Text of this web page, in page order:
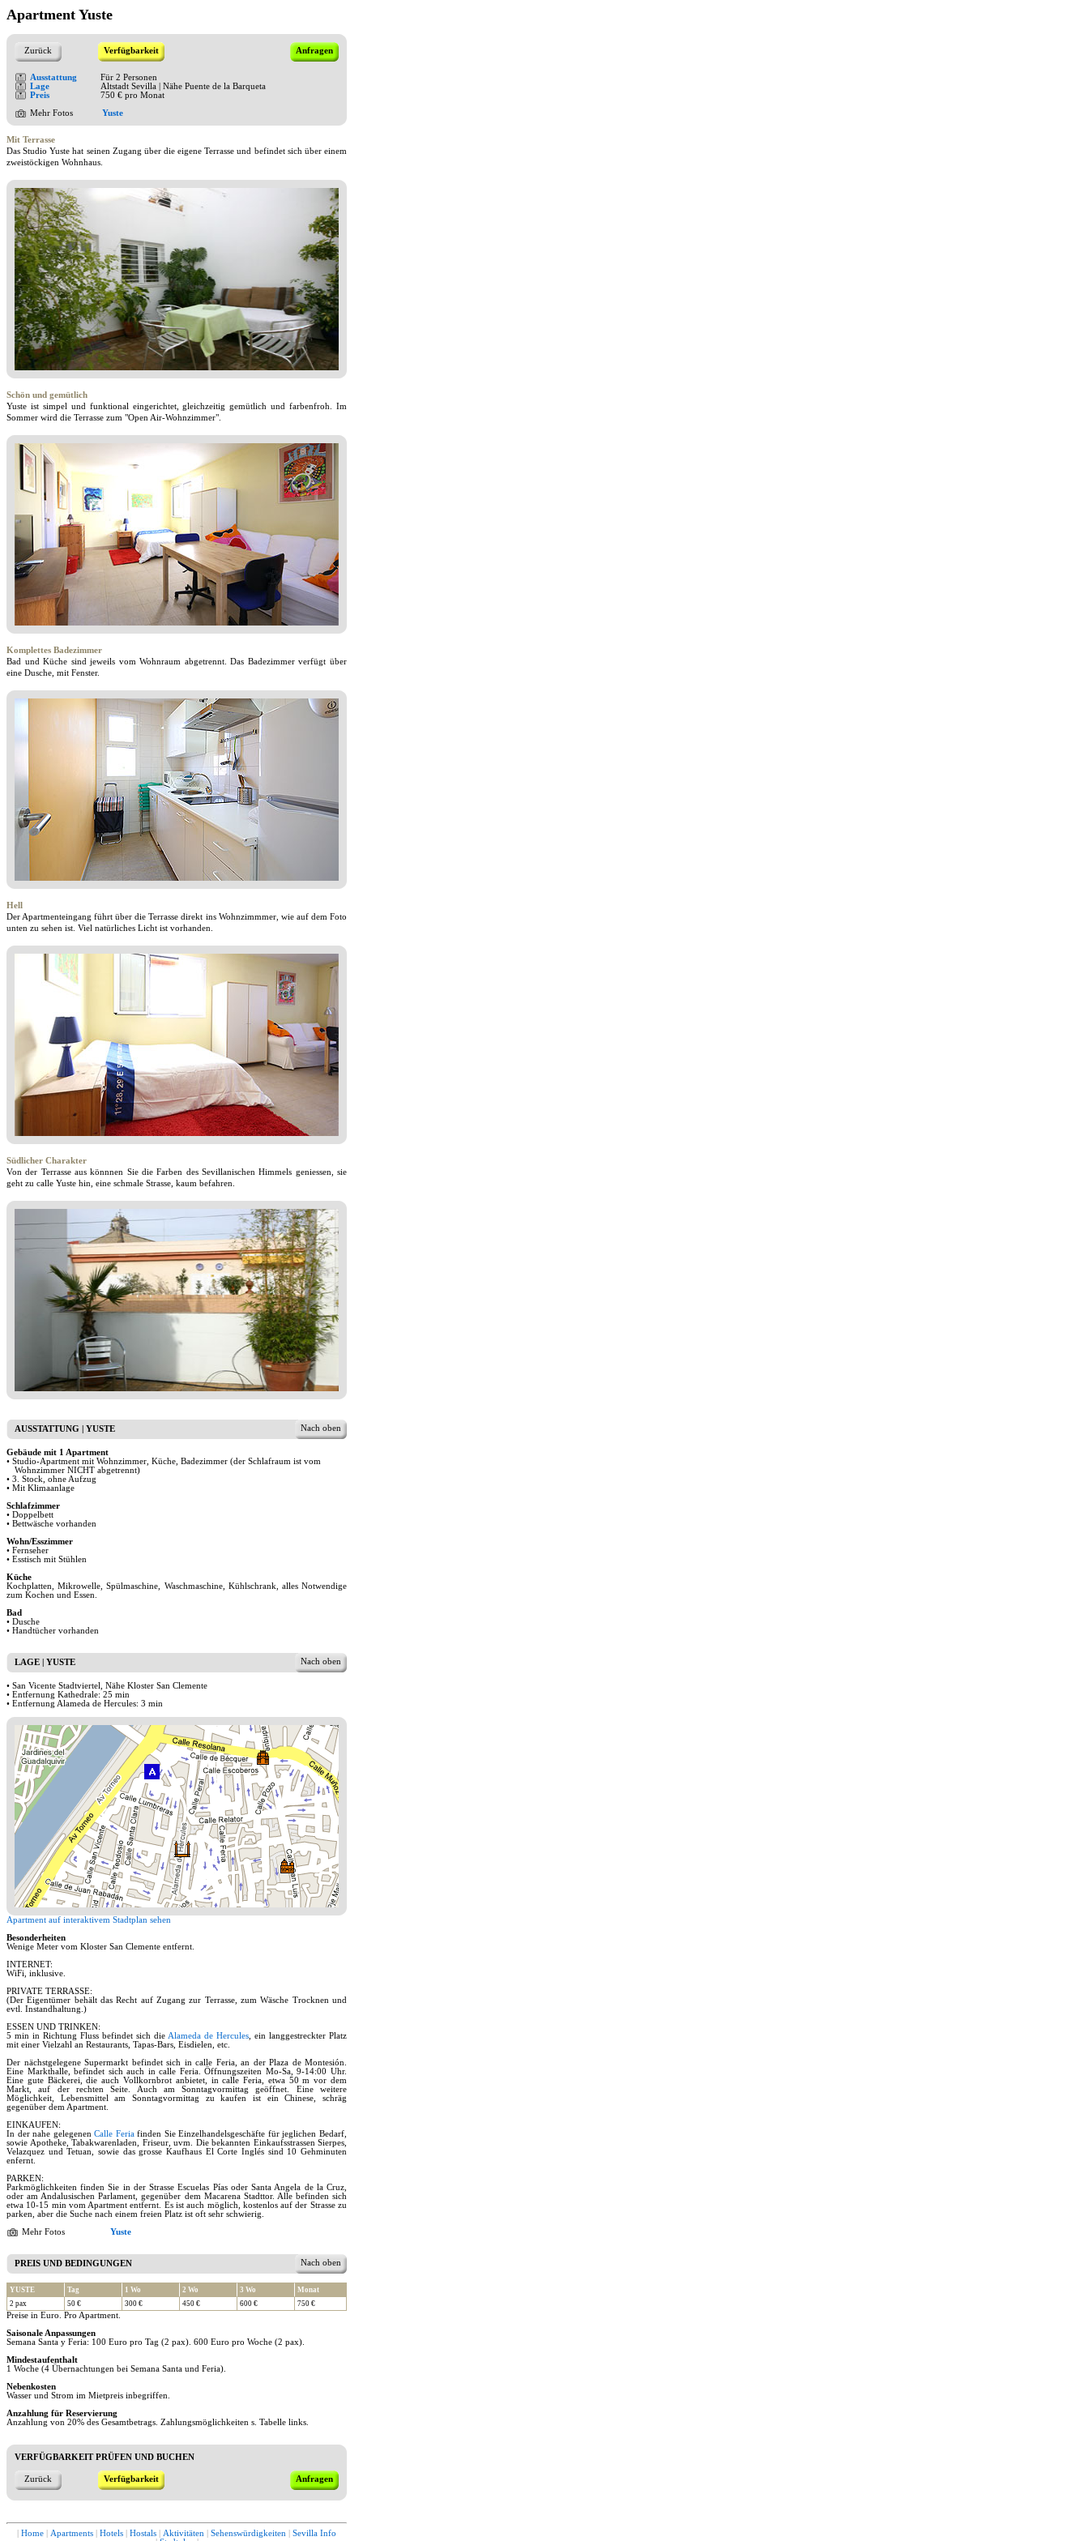
Apartment Yuste
Zurück Verfügbarkeit Anfragen
Ausstattung
Für 2 Personen
Lage
Altstadt Sevilla | Nähe Puente de la Barqueta
Preis
750 € pro Monat
Mehr Fotos
Yuste
Mit Terrasse
Das Studio Yuste hat seinen Zugang über die eigene Terrasse und befindet sich über einem
zweistöckigen Wohnhaus.
Schön und gemütlich
Yuste ist simpel und funktional eingerichtet, gleichzeitig gemütlich und farbenfroh. Im
Sommer wird die Terrasse zum "Open Air-Wohnzimmer".
Komplettes Badezimmer
Bad und Küche sind jeweils vom Wohnraum abgetrennt. Das Badezimmer verfügt über
eine Dusche, mit Fenster.
Hell
Der Apartmenteingang führt über die Terrasse direkt ins Wohnzimmmer, wie auf dem Foto
unten zu sehen ist. Viel natürliches Licht ist vorhanden.
Südlicher Charakter
Von der Terrasse aus könnnen Sie die Farben des Sevillanischen Himmels geniessen, sie
geht zu calle Yuste hin, eine schmale Strasse, kaum befahren.
Nach oben
AUSSTATTUNG | YUSTE
Gebäude mit 1 Apartment
• Studio-Apartment mit Wohnzimmer, Küche, Badezimmer (der Schlafraum ist vom
Wohnzimmer NICHT abgetrennt)
• 3. Stock, ohne Aufzug
• Mit Klimaanlage
Schlafzimmer
• Doppelbett
• Bettwäsche vorhanden
Wohn/Esszimmer
• Fernseher
• Esstisch mit Stühlen
Küche
Kochplatten, Mikrowelle, Spülmaschine, Waschmaschine, Kühlschrank, alles Notwendige
zum Kochen und Essen.
Bad
• Dusche
• Handtücher vorhanden
Nach oben
LAGE | YUSTE
• San Vicente Stadtviertel, Nähe Kloster San Clemente
• Entfernung Kathedrale: 25 min
• Entfernung Alameda de Hercules: 3 min
Apartment auf interaktivem Stadtplan sehen
Besonderheiten
Wenige Meter vom Kloster San Clemente entfernt.
INTERNET:
WiFi, inklusive.
PRIVATE TERRASSE:
(Der Eigentümer behält das Recht auf Zugang zur Terrasse, zum Wäsche Trocknen und
evtl. Instandhaltung.)
ESSEN UND TRINKEN:
5 min in Richtung Fluss befindet sich die Alameda de Hercules , ein langgestreckter Platz
mit einer Vielzahl an Restaurants, Tapas-Bars, Eisdielen, etc.
Der nächstgelegene Supermarkt befindet sich in calle Feria, an der Plaza de Montesión.
Eine Markthalle, befindet sich auch in calle Feria. Öffnungszeiten Mo-Sa, 9-14:00 Uhr.
Eine gute Bäckerei, die auch Vollkornbrot anbietet, in calle Feria, etwa 50 m vor dem
Markt, auf der rechten Seite. Auch am Sonntagvormittag geöffnet. Eine weitere
Möglichkeit, Lebensmittel am Sonntagvormittag zu kaufen ist ein Chinese, schräg
gegenüber dem Apartment.
EINKAUFEN:
In der nahe gelegenenCalle Feriafinden Sie Einzelhandelsgeschäfte für jeglichen Bedarf,
sowie Apotheke, Tabakwarenladen, Friseur, uvm. Die bekannten Einkaufsstrassen Sierpes,
Velazquez und Tetuan, sowie das grosse Kaufhaus El Corte Inglés sind 10 Gehminuten
enfernt.
PARKEN:
Parkmöglichkeiten finden Sie in der Strasse Escuelas Pías oder Santa Angela de la Cruz,
oder am Andalusischen Parlament, gegenüber dem Macarena Stadttor. Alle befinden sich
etwa 10-15 min vom Apartment entfernt. Es ist auch möglich, kostenlos auf der Strasse zu
parken, aber die Suche nach einem freien Platz ist oft sehr schwierig.
Mehr Fotos
Yuste
Nach oben
PREIS UND BEDINGUNGEN
YUSTE Tag 1 Wo 2 Wo 3 Wo
Monat
2 pax
50 € 300 € 450 € 600 € 750 €
Preise in Euro. Pro Apartment.
Saisonale Anpassungen
Semana Santa y Feria: 100 Euro pro Tag (2 pax). 600 Euro pro Woche (2 pax).
Mindestaufenthalt
1 Woche (4 Übernachtungen bei Semana Santa und Feria).
Nebenkosten
Wasser und Strom im Mietpreis inbegriffen.
Anzahlung für Reservierung
Anzahlung von 20% des Gesamtbetrags. Zahlungsmöglichkeiten s. Tabelle links.
VERFÜGBARKEIT PRÜFEN UND BUCHEN
Zurück Verfügbarkeit Anfragen
Home Apartments Hotels Hostals Aktivitäten Sehenswürdigkeiten
Sevilla Info